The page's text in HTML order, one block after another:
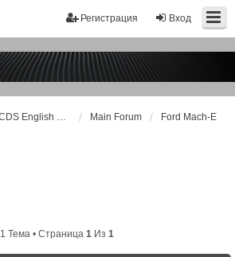
Вход
Регистрация
UCDS English Support Main Forum Ford Mach-E
1 Тема • Страница 1Из 1